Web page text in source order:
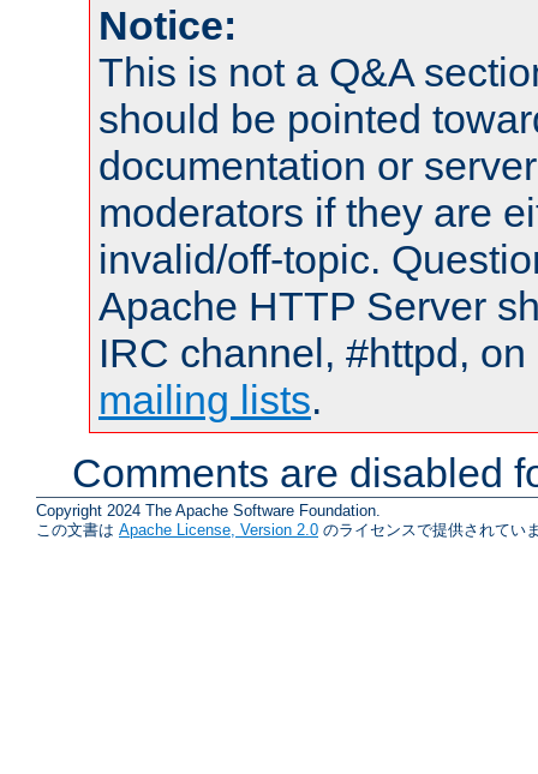
Notice:
This is not a Q&A
should be pointed
documentation or
moderators if they are
invalid/off-topic.
Apache HTTP Server
IRC channel, #httpd,
mailing lists.
Comments are disabled
Copyright 2024 The Apache Software Foundation.
この文書は Apache License, Version 2.0 のライセンスで提供されてい